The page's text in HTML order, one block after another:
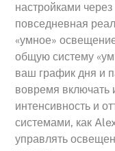
настройками
повседневная
«умное»
общую систему
ваш график дня и
вовремя включать
интенсивность и
системами, как
управлять